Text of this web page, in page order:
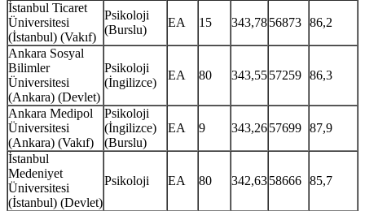
İstanbul Ticaret
Üniversitesi
(İstanbul) (Vakıf)
Psikoloji
(Burslu)
EA 15 343,7856873 86,2
Ankara Sosyal
Bilimler
Üniversitesi
(Ankara) (Devlet)
Psikoloji
(İngilizce)
EA 80 343,5557259 86,3
Ankara Medipol
Üniversitesi
(Ankara) (Vakıf)
Psikoloji
(İngilizce)
(Burslu)
EA 9 343,2657699 87,9
İstanbul
Medeniyet
Üniversitesi
(İstanbul) (Devlet)
Psikoloji EA 80 342,6358666 85,7